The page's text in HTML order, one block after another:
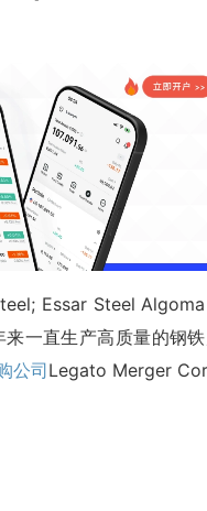
Essar Steel
一直生产高质量的钢
公司Legato Merger